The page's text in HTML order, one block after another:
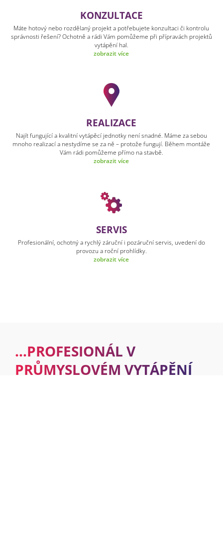
KONZULTACE
Máte hotový nebo rozdělaný projekt a potřebujete konzultaci či kontrolu
správnosti řešení? Ochotně a rádi Vám pomůžeme při přípravách projektů
vytápění hal.
zobrazit více
REALIZACE
Najít fungující a kvalitní vytápěcí jednotky není snadné. Máme za sebou
mnoho realizací a nestydíme se za ně – protože fungují. Během montáže
Vám rádi pomůžeme přímo na stavbě.
zobrazit více
SERVIS
Profesionální, ochotný a rychlý záruční i pozáruční servis, uvedení do
provozu a roční prohlídky.
zobrazit více
…PROFESIONÁL V
PRŮMYSLOVÉM VYTÁPĚNÍ